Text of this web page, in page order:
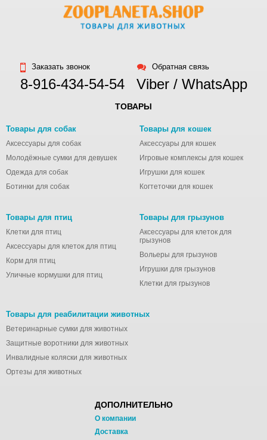
Заказать звонок
8-916-434-54-54
Обратная связь
Viber / WhatsApp
ТОВАРЫ
Товары для собак
Аксессуары для собак
Молодёжные сумки для девушек
Одежда для собак
Ботинки для собак
Товары для кошек
Аксессуары для кошек
Игровые комплексы для кошек
Игрушки для кошек
Когтеточки для кошек
Товары для птиц
Клетки для птиц
Аксессуары для клеток для птиц
Корм для птиц
Уличные кормушки для птиц
Товары для грызунов
Аксессуары для клеток для
грызунов
Вольеры для грызунов
Игрушки для грызунов
Клетки для грызунов
Товары для реабилитации животных
Ветеринарные сумки для животных
Защитные воротники для животных
Инвалидные коляски для животных
Ортезы для животных
ДОПОЛНИТЕЛЬНО
О компании
Доставка